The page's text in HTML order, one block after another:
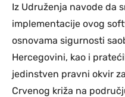
Iz Udruženja navode da
implementacije ovog
osnovama sigurnosti
Hercegovini, kao i
jedinstven pravni okvir
Crvenog križa na